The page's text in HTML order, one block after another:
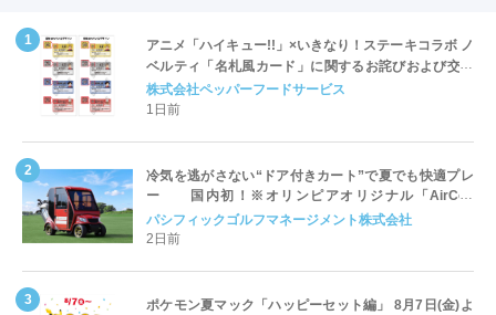
アニメ「ハイキュー!!」×いきなり！ステーキコラボ ノ
ベルティ「名札風カード」に関するお詫びおよび交換
対応についてのご案内
株式会社ペッパーフードサービス
1日前
冷気を逃がさない“ドア付きカート”で夏でも快適プレ
ー 国内初！※オリンピアオリジナル「AirCon
Cart（エアコンカート）」導入 | ＰＧＭ
パシフィックゴルフマネージメント株式会社
2日前
ポケモン夏マック「ハッピーセット編」 8月7日(金)よ